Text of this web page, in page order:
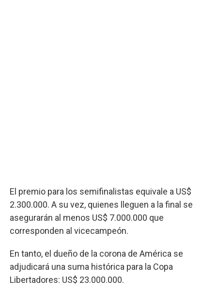
El premio para los semifinalistas equivale a US$
2.300.000. A su vez, quienes lleguen a la final se
asegurarán al menos US$ 7.000.000 que
corresponden al vicecampeón.
En tanto, el dueño de la corona de América se
adjudicará una suma histórica para la Copa
Libertadores: US$ 23.000.000.